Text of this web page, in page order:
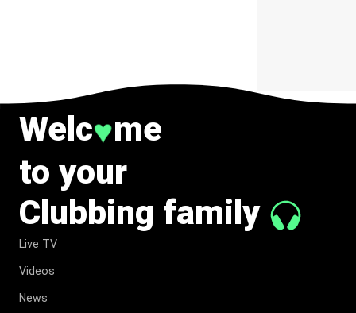
Welc♥me
to your
Clubbing family
Live TV
Videos
News